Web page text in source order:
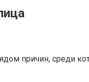
причин, среди